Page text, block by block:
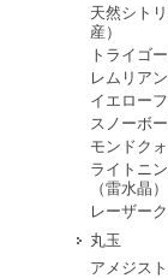
天然シト
産）
トライゴ
レムリア
イエロー
スノーボ
モンドク
ライトニ
（雷水晶）
レーザー
丸玉
アメジスト